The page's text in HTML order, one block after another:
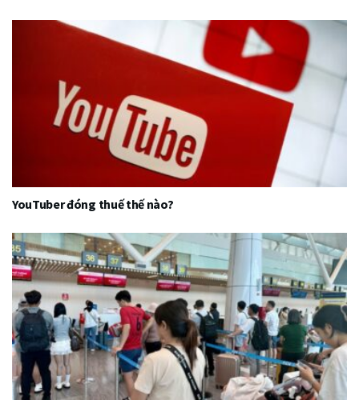
YouTuber đóng thuế thế nào?